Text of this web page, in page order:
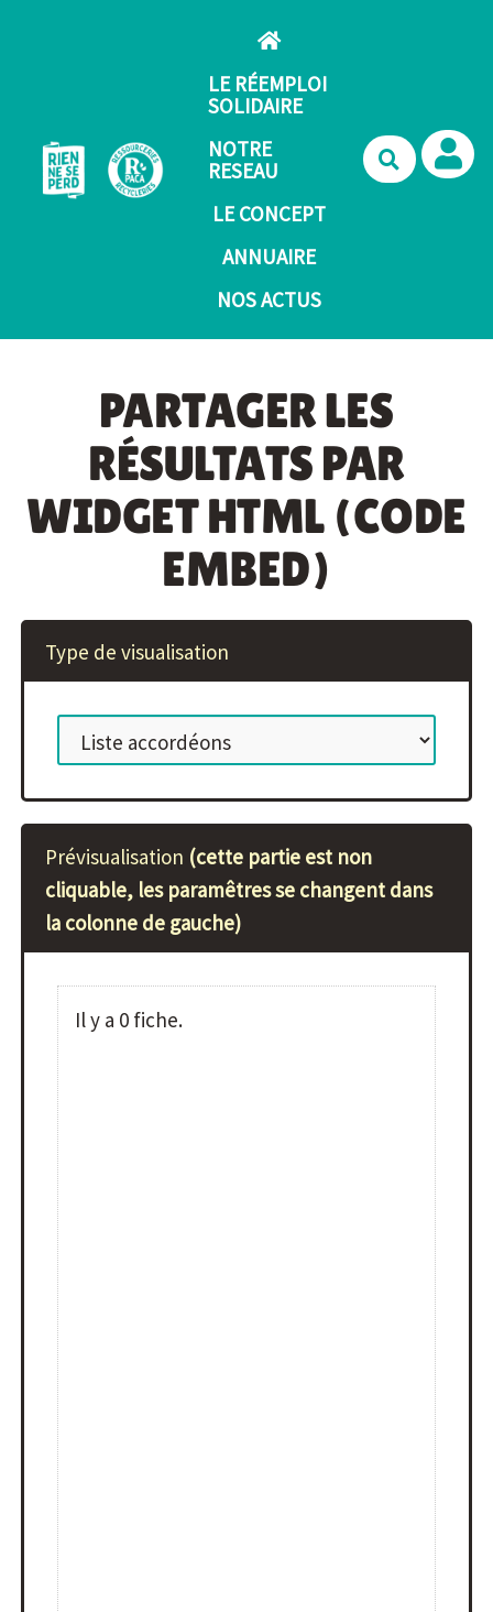
LE RÉEMPLOI
SOLIDAIRE
NOTRE
RESEAU
LE CONCEPT
ANNUAIRE
NOS ACTUS
PARTAGER LES
RÉSULTATS PAR
WIDGET HTML (CODE
EMBED)
Type de visualisation
Prévisualisation (cette partie est non
cliquable, les paramêtres se changent dans
la colonne de gauche)